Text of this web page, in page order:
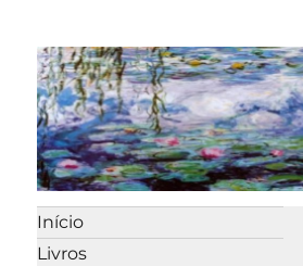
Início
Livros